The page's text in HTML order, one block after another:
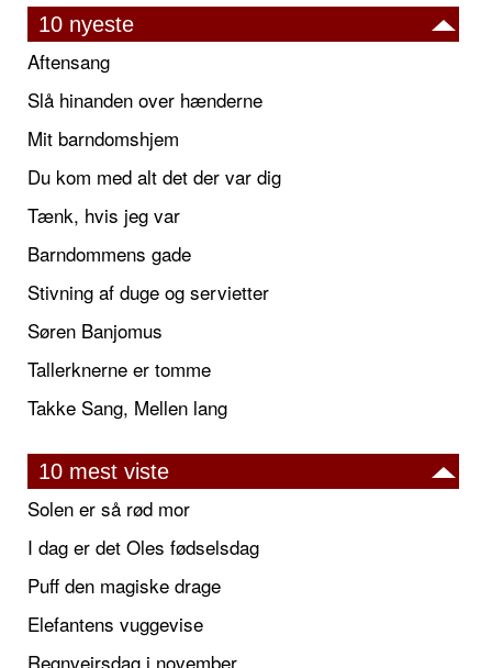
10 nyeste
Aftensang
Slå hinanden over hænderne
Mit barndomshjem
Du kom med alt det der var dig
Tænk, hvis jeg var
Barndommens gade
Stivning af duge og servietter
Søren Banjomus
Tallerknerne er tomme
Takke Sang, Mellen lang
10 mest viste
Solen er så rød mor
I dag er det Oles fødselsdag
Puff den magiske drage
Elefantens vuggevise
Regnvejrsdag i november